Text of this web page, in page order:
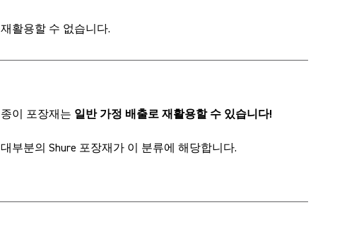
재활용할 수 없습니다.
종이 포장재는 일반 가정 배출로 재활용할 수 있습니다!
대부분의 Shure 포장재가 이 분류에 해당합니다.